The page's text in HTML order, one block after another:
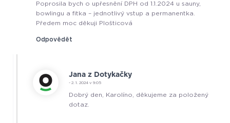
Poprosila bych o upřesnění DPH od 1.1.2024 u sauny,
bowlingu a fitka – jednotlivý vstup a permanentka.
Předem moc děkuji Plošticová
Odpovědět
Jana z Dotykačky
- 2. 1. 2024 v 9:05
Dobrý den, Karolíno, děkujeme za položený
dotaz.